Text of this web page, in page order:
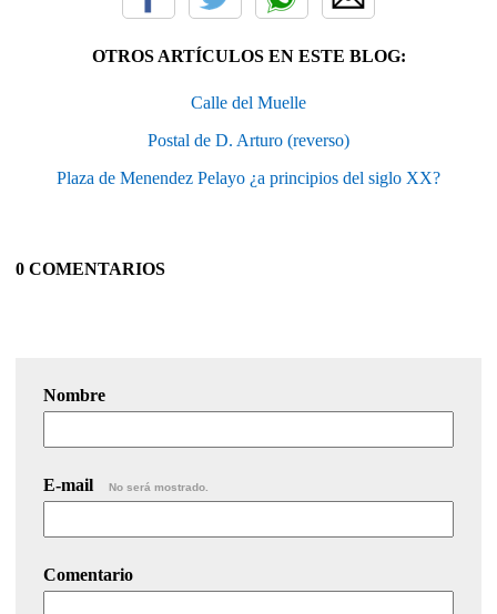
OTROS ARTÍCULOS EN ESTE BLOG:
Calle del Muelle
Postal de D. Arturo (reverso)
Plaza de Menendez Pelayo ¿a principios del siglo XX?
0 COMENTARIOS
Nombre
E-mail No será mostrado.
Comentario